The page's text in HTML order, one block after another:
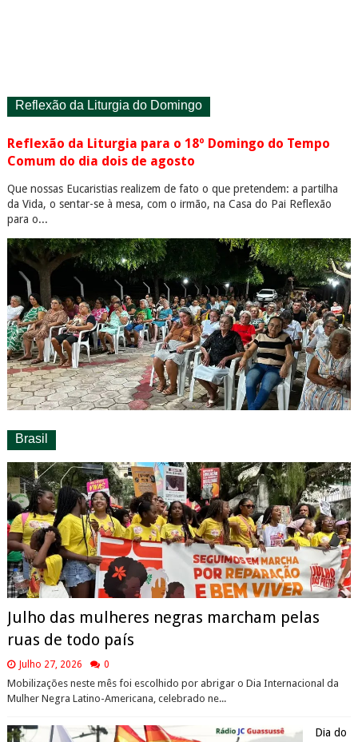
Reflexão da Liturgia do Domingo
Reflexão da Liturgia para o 18º Domingo do Tempo
Comum do dia dois de agosto
Que nossas Eucaristias realizem de fato o que pretendem: a partilha
da Vida, o sentar-se à mesa, com o irmão, na Casa do Pai Reflexão
para o...
Brasil
Julho das mulheres negras marcham pelas
ruas de todo país
Julho 27, 2026 0
Mobilizações neste mês foi escolhido por abrigar o Dia Internacional da
Mulher Negra Latino-Americana, celebrado ne...
Dia do